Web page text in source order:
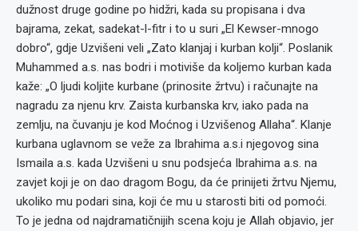
dužnost druge godine po hidžri, kada su propisana i dva
bajrama, zekat, sadekat-l-fitr i to u suri „El Kewser-mnogo
dobro“, gdje Uzvišeni veli „Zato klanjaj i kurban kolji“. Poslanik
Muhammed a.s. nas bodri i motiviše da koljemo kurban kada
kaže: „O ljudi koljite kurbane (prinosite žrtvu) i računajte na
nagradu za njenu krv. Zaista kurbanska krv, iako pada na
zemlju, na čuvanju je kod Moćnog i Uzvišenog Allaha“. Klanje
kurbana uglavnom se veže za Ibrahima a.s.i njegovog sina
Ismaila a.s. kada Uzvišeni u snu podsjeća Ibrahima a.s. na
zavjet koji je on dao dragom Bogu, da će prinijeti žrtvu Njemu,
ukoliko mu podari sina, koji će mu u starosti biti od pomoći.
To je jedna od najdramatičnijih scena koju je Allah objavio, jer